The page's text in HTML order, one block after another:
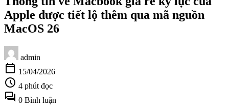
Apple được tiết lộ thêm qua mã nguồn
MacOS 26
admin
calendar_today 15/04/2026
schedule 4 phút đọc
forum 0 Bình luận